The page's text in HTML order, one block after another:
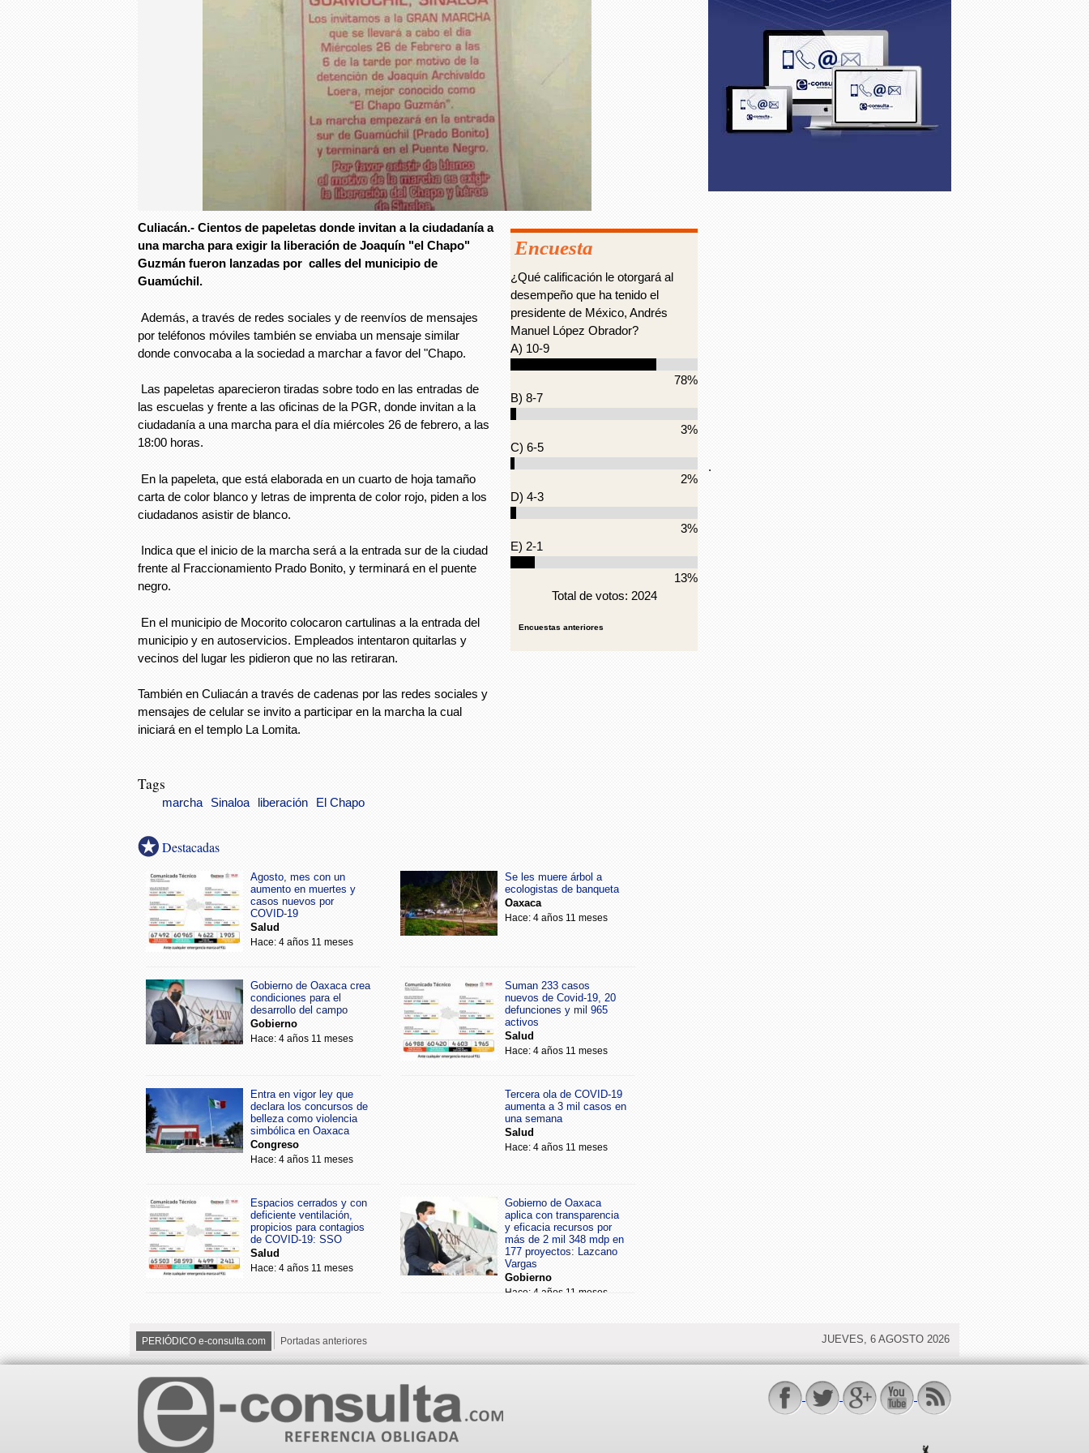
Culiacán.- Cientos de papeletas donde invitan a la ciudadanía a
una marcha para exigir la liberación de Joaquín "el Chapo"
Guzmán fueron lanzadas por calles del municipio de
Guamúchil.
Además, a través de redes sociales y de reenvíos de mensajes
por teléfonos móviles también se enviaba un mensaje similar
donde convocaba a la sociedad a marchar a favor del "Chapo.
Las papeletas aparecieron tiradas sobre todo en las entradas de
las escuelas y frente a las oficinas de la PGR, donde invitan a la
ciudadanía a una marcha para el día miércoles 26 de febrero, a las
18:00 horas.
En la papeleta, que está elaborada en un cuarto de hoja tamaño
carta de color blanco y letras de imprenta de color rojo, piden a los
ciudadanos asistir de blanco.
Indica que el inicio de la marcha será a la entrada sur de la ciudad
frente al Fraccionamiento Prado Bonito, y terminará en el puente
negro.
En el municipio de Mocorito colocaron cartulinas a la entrada del
municipio y en autoservicios. Empleados intentaron quitarlas y
vecinos del lugar les pidieron que no las retiraran.
También en Culiacán a través de cadenas por las redes sociales y
mensajes de celular se invito a participar en la marcha la cual
iniciará en el templo La Lomita.
Encuesta
¿Qué calificación le otorgará al
desempeño que ha tenido el
presidente de México, Andrés
Manuel López Obrador?
A) 10-9
78%
B) 8-7
3%
C) 6-5
2%
D) 4-3
3%
E) 2-1
13%
Total de votos: 2024
Encuestas anteriores
Tags
marcha Sinaloa liberación El Chapo
Destacadas
Agosto, mes con un
aumento en muertes y
casos nuevos por
COVID-19
Salud
Hace: 4 años 11 meses
Se les muere árbol a
ecologistas de banqueta
Oaxaca
Hace: 4 años 11 meses
Gobierno de Oaxaca crea
condiciones para el
desarrollo del campo
Gobierno
Hace: 4 años 11 meses
Suman 233 casos
nuevos de Covid-19, 20
defunciones y mil 965
activos
Salud
Hace: 4 años 11 meses
Entra en vigor ley que
declara los concursos de
belleza como violencia
simbólica en Oaxaca
Congreso
Hace: 4 años 11 meses
Tercera ola de COVID-19
aumenta a 3 mil casos en
una semana
Salud
Hace: 4 años 11 meses
Espacios cerrados y con
deficiente ventilación,
propicios para contagios
de COVID-19: SSO
Salud
Hace: 4 años 11 meses
Gobierno de Oaxaca
aplica con transparencia
y eficacia recursos por
más de 2 mil 348 mdp en
177 proyectos: Lazcano
Vargas
Gobierno
Hace: 4 años 11 meses
.
PERIÓDICO e-consulta.com Portadas anteriores JUEVES, 6 AGOSTO 2026